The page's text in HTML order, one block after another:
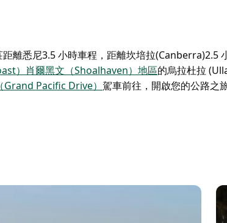
距離悉尼3.5 小時車程 ，距離坎培拉(Canberra)2.5
） 肖爾黑文（Shoalhaven）地區的烏拉杜拉
Grand Pacific Drive） 駕車前往，開啟您的公路之旅